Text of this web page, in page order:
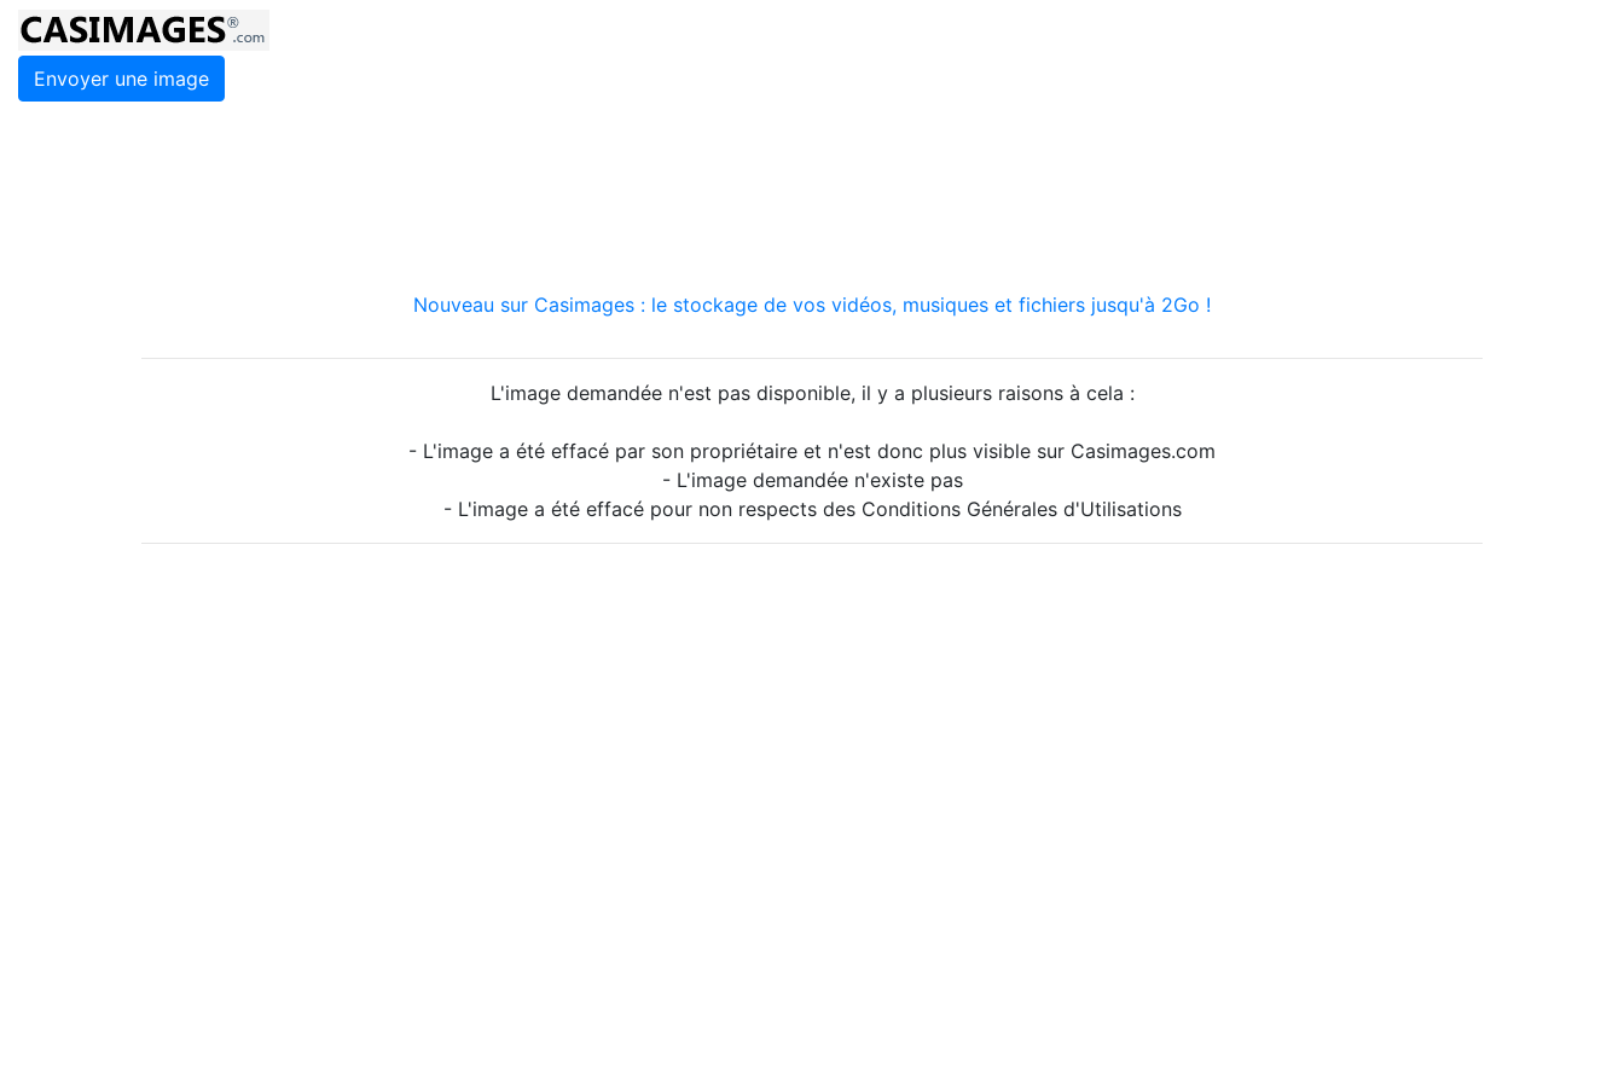
Envoyer une image
Nouveau sur Casimages : le stockage de vos vidéos, musiques et fichiers jusqu'à 2Go !
L'image demandée n'est pas disponible, il y a plusieurs raisons à cela :
- L'image a été effacé par son propriétaire et n'est donc plus visible sur Casimages.com
- L'image demandée n'existe pas
- L'image a été effacé pour non respects des Conditions Générales d'Utilisations